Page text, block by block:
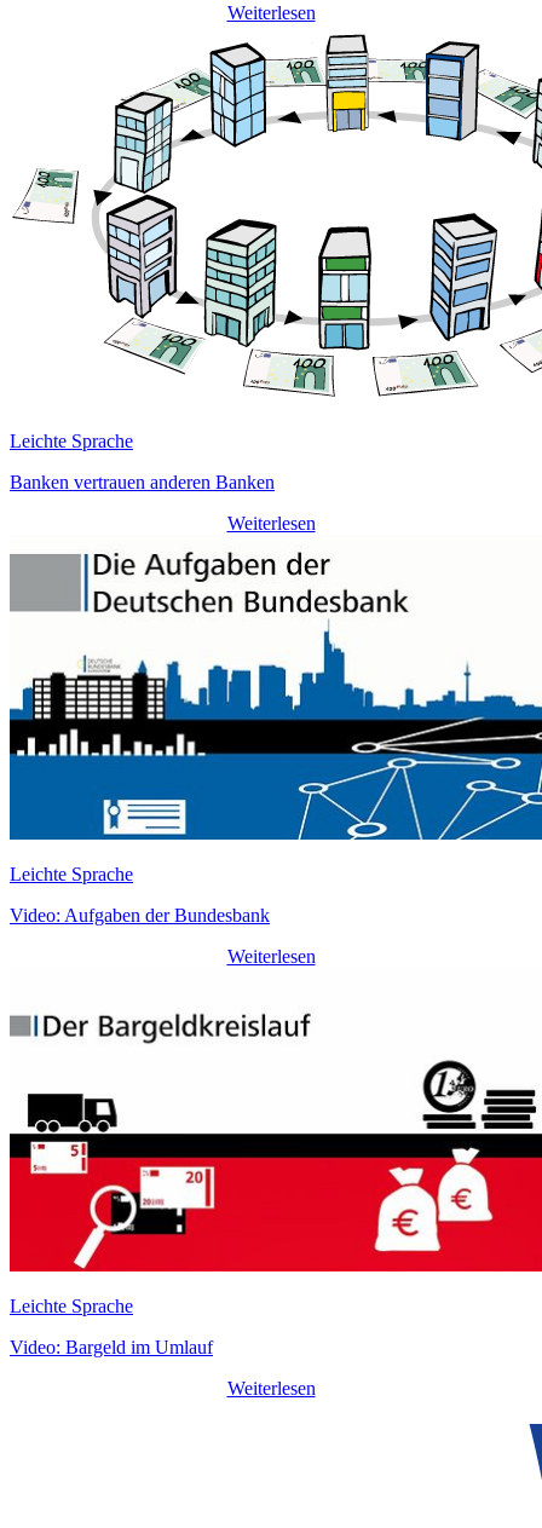
Weiterlesen
Leichte Sprache
Banken vertrauen anderen Banken
Weiterlesen
Leichte Sprache
Video: Aufgaben der Bundesbank
Weiterlesen
Leichte Sprache
Video: Bargeld im Umlauf
Weiterlesen